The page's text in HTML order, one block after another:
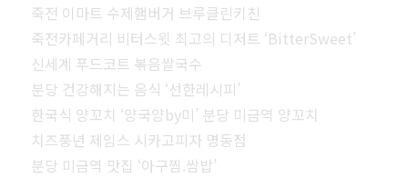
죽전 이마트 수제햄버거 브루클린키친
죽전카페거리 비터스윗 최고의 디저트 ‘BitterSweet’
신세계 푸드코트 볶음쌀국수
분당 건강해지는 음식 ‘선한레시피’
한국식 양꼬치 ‘양국양by미’ 분당 미금역 양꼬치
치즈풍년 제임스 시카고피자 명동점
분당 미금역 맛집 ‘아구찜.쌈밥’